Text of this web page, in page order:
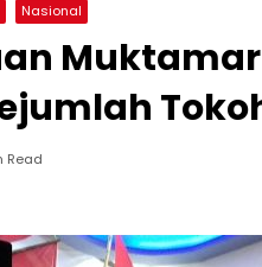
Nasional
Read